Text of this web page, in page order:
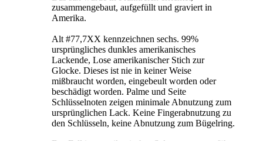
zusammengebaut, aufgefüllt und graviert in
Amerika.
Alt #77,7XX kennzeichnen sechs. 99%
ursprüngliches dunkles amerikanisches
Lackende, Lose amerikanischer Stich zur
Glocke. Dieses ist nie in keiner Weise
mißbraucht worden, eingebeult worden oder
beschädigt worden. Palme und Seite
Schlüsselnoten zeigen minimale Abnutzung zum
ursprünglichen Lack. Keine Fingerabnutzung zu
den Schlüsseln, keine Abnutzung zum Bügelring.